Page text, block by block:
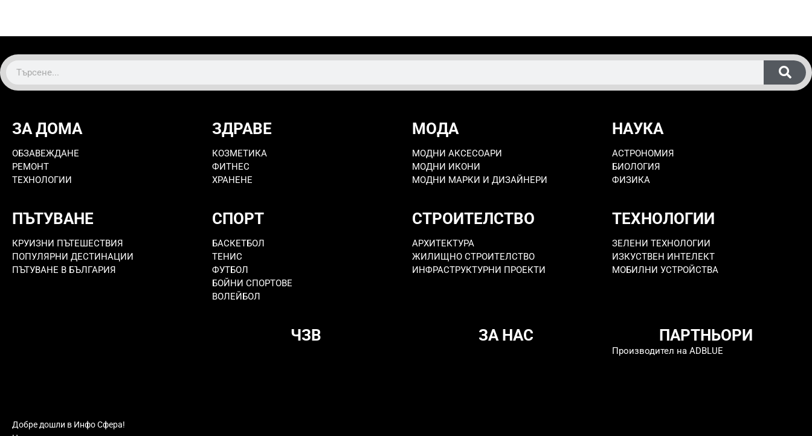
ЗА ДОМА
ОБЗАВЕЖДАНЕ
РЕМОНТ
ТЕХНОЛОГИИ
ЗДРАВЕ
КОЗМЕТИКА
ФИТНЕС
ХРАНЕНЕ
МОДА
МОДНИ АКСЕСОАРИ
МОДНИ ИКОНИ
МОДНИ МАРКИ И ДИЗАЙНЕРИ
НАУКА
АСТРОНОМИЯ
БИОЛОГИЯ
ФИЗИКА
ПЪТУВАНЕ
КРУИЗНИ ПЪТЕШЕСТВИЯ
ПОПУЛЯРНИ ДЕСТИНАЦИИ
ПЪТУВАНЕ В БЪЛГАРИЯ
СПОРТ
БАСКЕТБОЛ
ТЕНИС
ФУТБОЛ
БОЙНИ СПОРТОВЕ
ВОЛЕЙБОЛ
СТРОИТЕЛСТВО
АРХИТЕКТУРА
ЖИЛИЩНО СТРОИТЕЛСТВО
ИНФРАСТРУКТУРНИ ПРОЕКТИ
ТЕХНОЛОГИИ
ЗЕЛЕНИ ТЕХНОЛОГИИ
ИЗКУСТВЕН ИНТЕЛЕКТ
МОБИЛНИ УСТРОЙСТВА
Добре дошли в Инфо Сфера!
ЧЗВ ЗА НАС ПАРТНЬОРИ
Производител на ADBLUE